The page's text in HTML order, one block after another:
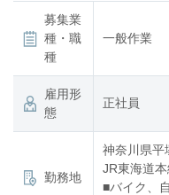
募集業
種・職
種
一般作業
雇用形
態
正社員
勤務地
神奈川県平
JR東海道
■バイク、